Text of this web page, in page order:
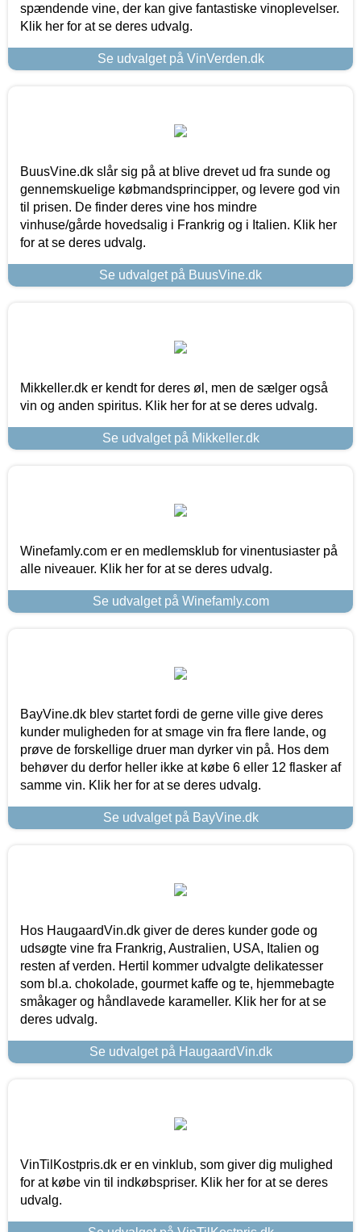
spændende vine, der kan give fantastiske vinoplevelser.
Klik her for at se deres udvalg.
Se udvalget på VinVerden.dk
BuusVine.dk slår sig på at blive drevet ud fra sunde og
gennemskuelige købmandsprincipper, og levere god vin
til prisen. De finder deres vine hos mindre
vinhuse/gårde hovedsalig i Frankrig og i Italien. Klik her
for at se deres udvalg.
Se udvalget på BuusVine.dk
Mikkeller.dk er kendt for deres øl, men de sælger også
vin og anden spiritus. Klik her for at se deres udvalg.
Se udvalget på Mikkeller.dk
Winefamly.com er en medlemsklub for vinentusiaster på
alle niveauer. Klik her for at se deres udvalg.
Se udvalget på Winefamly.com
BayVine.dk blev startet fordi de gerne ville give deres
kunder muligheden for at smage vin fra flere lande, og
prøve de forskellige druer man dyrker vin på. Hos dem
behøver du derfor heller ikke at købe 6 eller 12 flasker af
samme vin. Klik her for at se deres udvalg.
Se udvalget på BayVine.dk
Hos HaugaardVin.dk giver de deres kunder gode og
udsøgte vine fra Frankrig, Australien, USA, Italien og
resten af verden. Hertil kommer udvalgte delikatesser
som bl.a. chokolade, gourmet kaffe og te, hjemmebagte
småkager og håndlavede karameller. Klik her for at se
deres udvalg.
Se udvalget på HaugaardVin.dk
VinTilKostpris.dk er en vinklub, som giver dig mulighed
for at købe vin til indkøbspriser. Klik her for at se deres
udvalg.